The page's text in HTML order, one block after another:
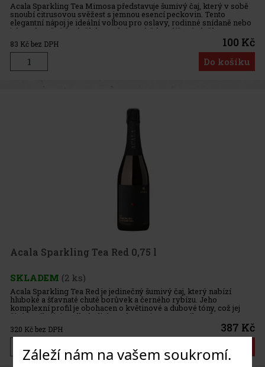
Záleží nám na vašem soukromí.
Acala Sparkling Tea Mimosa představuje šumivý čaj, který v sobě
snoubí citrusovou svěžest s jemnou esencí peckovin. Tento
elegantní nápoj je ideální volbou pro oslavy, rodinné snídaně nebo
jako relaxační doplněk k pozdnímu obědu. Klíčové složky:
83 Kč bez DPH 100 Kč
Do košíku
Acala Sparkling Tea Red 0,75 l
SKLADEM (2 ks)
Acala Sparkling Tea Red je jedinečný šumivý čaj, který nabízí
hluboké a šťavnaté chutě borůvek a černého rybízu. Jeho
komplexní profil je obohacen o květinové a dubové tóny, což jej
činí vynikající nealkoholickou alternativou pro milovníky
burgundský
320 Kč bez DPH 387 Kč
Do košíku